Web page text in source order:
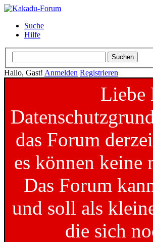
Suche
Hilfe
Hallo, Gast! Anmelden Registrieren
Liebe
das Forum
es können keine
Das Forum
und soll als
die sich